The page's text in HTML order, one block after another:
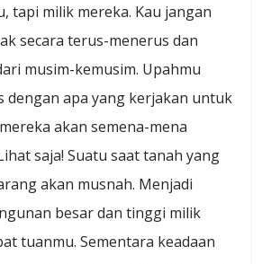
tapi milik mereka. Kau jangan
secara terus-menerus dan
musim-kemusim. Upahmu
dengan apa yang kerjakan untuk
akan semena-mena
saja! Suatu saat tanah yang
akan musnah. Menjadi
besar dan tinggi milik
tuanmu. Sementara keadaan